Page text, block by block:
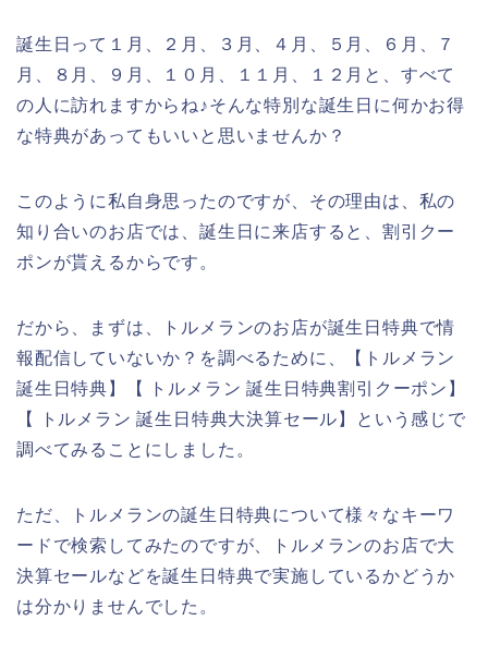
誕生日って１月、２月、３月、４月、５月、６月、７
月、８月、９月、１０月、１１月、１２月と、すべて
の人に訪れますからね♪そんな特別な誕生日に何かお得
な特典があってもいいと思いませんか？
このように私自身思ったのですが、その理由は、私の
知り合いのお店では、誕生日に来店すると、割引クー
ポンが貰えるからです。
だから、まずは、トルメランのお店が誕生日特典で情
報配信していないか？を調べるために、【トルメラン
誕生日特典】【 トルメラン 誕生日特典割引クーポン】
【 トルメラン 誕生日特典大決算セール】という感じで
調べてみることにしました。
ただ、トルメランの誕生日特典について様々なキーワ
ードで検索してみたのですが、トルメランのお店で大
決算セールなどを誕生日特典で実施しているかどうか
は分かりませんでした。